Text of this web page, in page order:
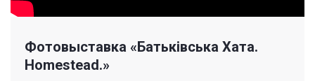
Фотовыставка «Батьківська Хата.
Homestead.»